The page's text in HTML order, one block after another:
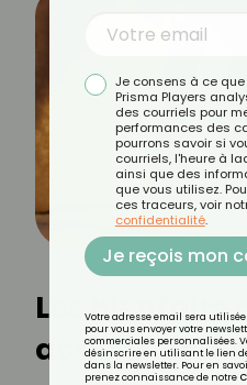
Les bienfaits
activité
Je consens à ce
Prisma Players
des courriels pour
performances des
pourrons savoir si
courriels, l'heure à
ainsi que des
que vous utilisez.
ces traceurs, voir
confidentialité.
Je reçois mon
Votre adresse email sera
pour vous envoyer votre
commerciales personnalisées.
désinscrire en utilisant le lien
dans la newsletter. Pour en
prenez connaissance de notre